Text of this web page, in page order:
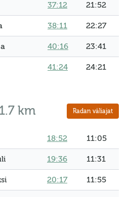
37:12 21:52
38:11 22:27
40:16 23:41
41:24 24:21
1.7 km Radan väliajat
18:52 11:05
19:36 11:31
20:17 11:55